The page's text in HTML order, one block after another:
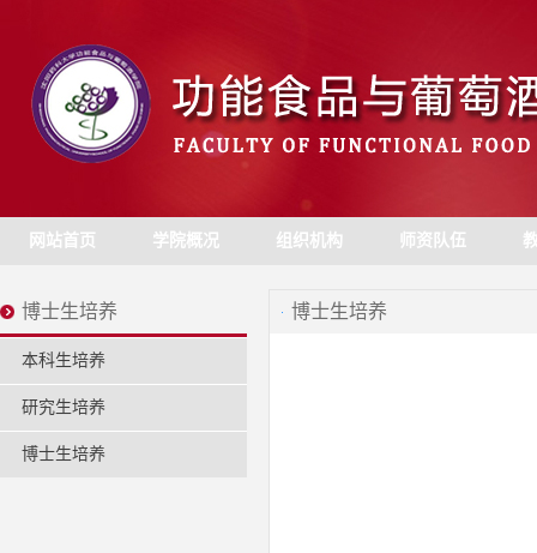
网站首页 学院概况 组织机构 师资队伍
博士生培养
本科生培养
研究生培养
博士生培养
博士生培养